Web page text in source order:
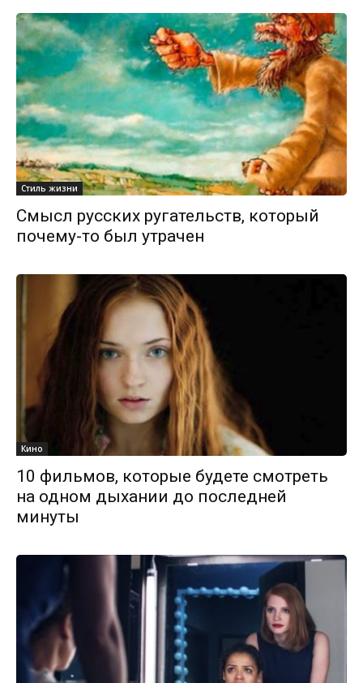
Стиль жизни
Смысл русских ругательств, который
почему-то был утрачен
Кино
10 фильмов, которые будете смотреть
на одном дыхании до последней
минуты